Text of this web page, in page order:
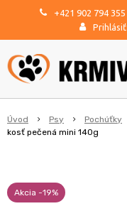
+421 902 794 355
Prihlásiť
Úvod Psy Pochúťky
kosť pečená mini 140g
Akcia -19%